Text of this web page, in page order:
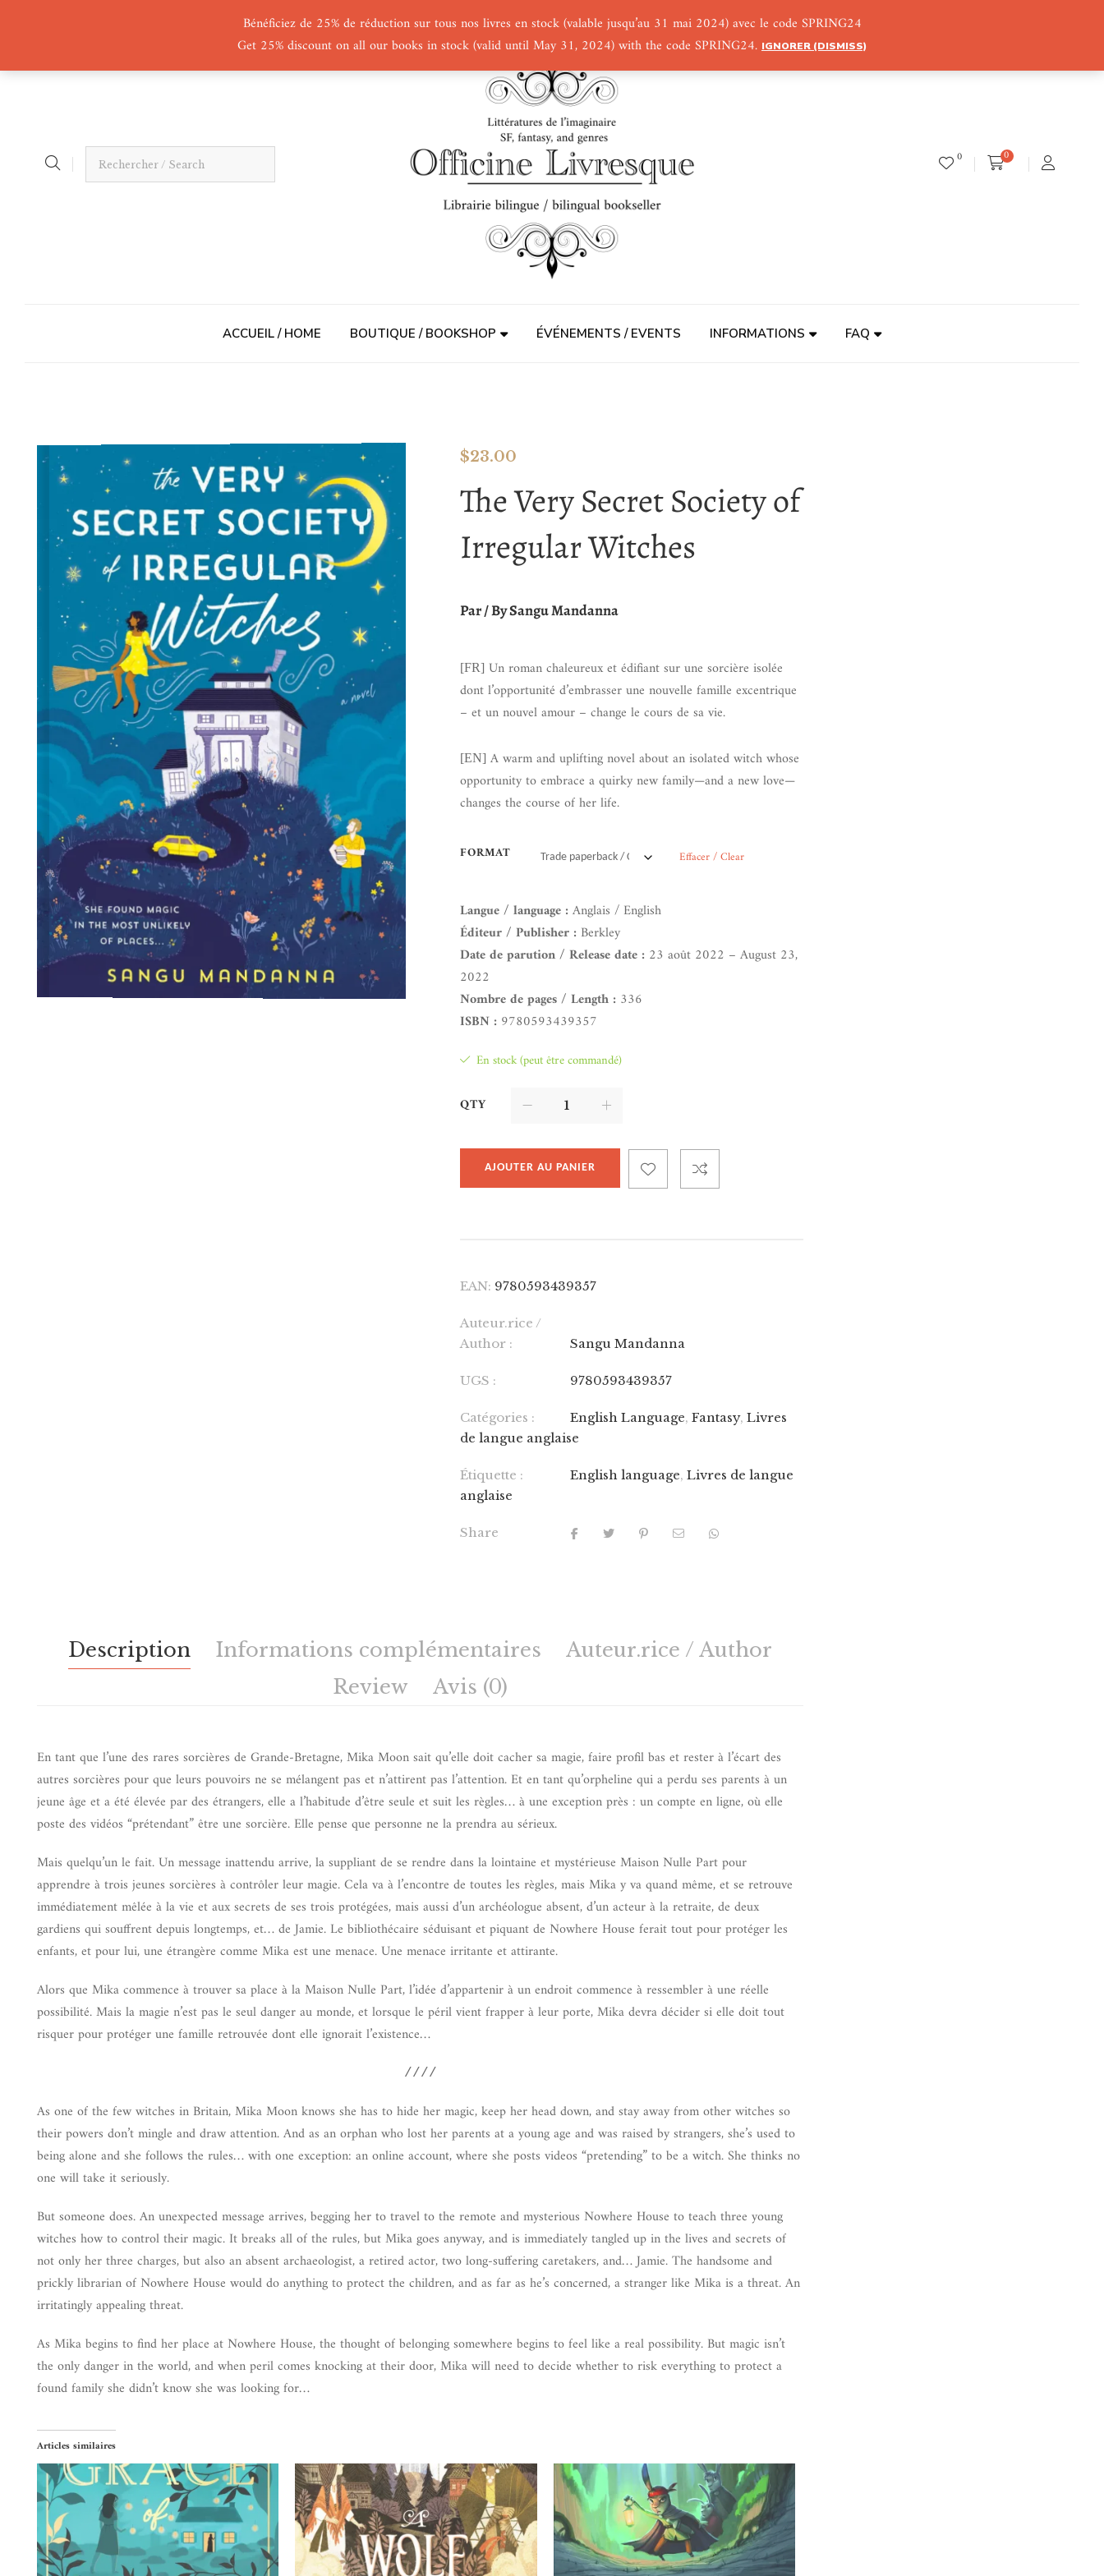
Bénéficiez de 25% de réduction sur tous nos livres en stock (valable jusqu’au 31 mai 2024) avec le code SPRING24
Get 25% discount on all our books in stock (valid until May 31, 2024) with the code SPRING24. IGNORER (DISMISS)
0 0
ACCUEIL / HOME BOUTIQUE / BOOKSHOP ÉVÉNEMENTS / EVENTS INFORMATIONS FAQ
$23.00
The Very Secret Society of
Irregular Witches
Par / By Sangu Mandanna
[FR] Un roman chaleureux et édifiant sur une sorcière isolée
dont l’opportunité d’embrasser une nouvelle famille excentrique
– et un nouvel amour – change le cours de sa vie.
[EN] A warm and uplifting novel about an isolated witch whose
opportunity to embrace a quirky new family—and a new love—
changes the course of her life.
FORMAT Effacer / Clear
Langue / language :Anglais / English
Éditeur / Publisher : Berkley
Date de parution / Release date : 23 août 2022 – August 23,
2022
Nombre de pages / Length : 336
ISBN : 9780593439357
En stock (peut être commandé)
QTY
AJOUTER AU PANIER
EAN: 9780593439357
Auteur.rice /
Author :
Sangu Mandanna
UGS : 9780593439357
Catégories : English Language,Fantasy,Livres
de langue anglaise
Étiquette : English language,Livres de langue
anglaise
Share
Description Informations complémentaires
Auteur.rice / Author
Review
Avis (0)
En tant que l’une des rares sorcières de Grande-Bretagne, Mika Moon sait qu’elle doit cacher sa magie, faire profil bas et rester à l’écart des
autres sorcières pour que leurs pouvoirs ne se mélangent pas et n’attirent pas l’attention. Et en tant qu’orpheline qui a perdu ses parents à un
jeune âge et a été élevée par des étrangers, elle a l’habitude d’être seule et suit les règles… à une exception près : un compte en ligne, où elle
poste des vidéos “prétendant” être une sorcière. Elle pense que personne ne la prendra au sérieux.
Mais quelqu’un le fait. Un message inattendu arrive, la suppliant de se rendre dans la lointaine et mystérieuse Maison Nulle Part pour
apprendre à trois jeunes sorcières à contrôler leur magie. Cela va à l’encontre de toutes les règles, mais Mika y va quand même, et se retrouve
immédiatement mêlée à la vie et aux secrets de ses trois protégées, mais aussi d’un archéologue absent, d’un acteur à la retraite, de deux
gardiens qui souffrent depuis longtemps, et… de Jamie. Le bibliothécaire séduisant et piquant de Nowhere House ferait tout pour protéger les
enfants, et pour lui, une étrangère comme Mika est une menace. Une menace irritante et attirante.
Alors que Mika commence à trouver sa place à la Maison Nulle Part, l’idée d’appartenir à un endroit commence à ressembler à une réelle
possibilité. Mais la magie n’est pas le seul danger au monde, et lorsque le péril vient frapper à leur porte, Mika devra décider si elle doit tout
risquer pour protéger une famille retrouvée dont elle ignorait l’existence…
////
As one of the few witches in Britain, Mika Moon knows she has to hide her magic, keep her head down, and stay away from other witches so
their powers don’t mingle and draw attention. And as an orphan who lost her parents at a young age and was raised by strangers, she’s used to
being alone and she follows the rules… with one exception: an online account, where she posts videos “pretending” to be a witch. She thinks no
one will take it seriously.
But someone does. An unexpected message arrives, begging her to travel to the remote and mysterious Nowhere House to teach three young
witches how to control their magic. It breaks all of the rules, but Mika goes anyway, and is immediately tangled up in the lives and secrets of
not only her three charges, but also an absent archaeologist, a retired actor, two long-suffering caretakers, and… Jamie. The handsome and
prickly librarian of Nowhere House would do anything to protect the children, and as far as he’s concerned, a stranger like Mika is a threat. An
irritatingly appealing threat.
As Mika begins to find her place at Nowhere House, the thought of belonging somewhere begins to feel like a real possibility. But magic isn’t
the only danger in the world, and when peril comes knocking at their door, Mika will need to decide whether to risk everything to protect a
found family she didn’t know she was looking for…
Articles similaires